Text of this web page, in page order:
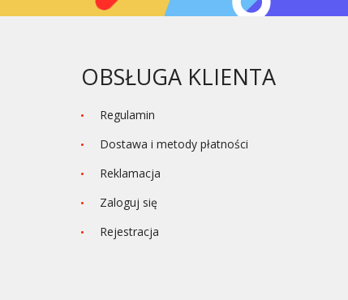
OBSŁUGA KLIENTA
Regulamin
Dostawa i metody płatności
Reklamacja
Zaloguj się
Rejestracja